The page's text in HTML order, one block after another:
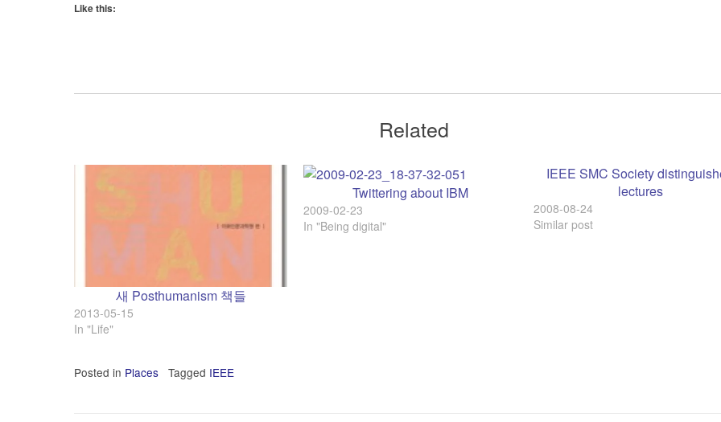
Like this:
Related
새 Posthumanism 책들
2013-05-15
In "Life"
Twittering about IBM
2009-02-23
In "Being digital"
IEEE SMC Society
lectures
2008-08-24
Similar post
Posted in Places Tagged IEEE